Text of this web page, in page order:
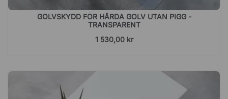
GOLVSKYDD FÖR HÅRDA GOLV UTAN PIGG -
TRANSPARENT
1 530,00 kr